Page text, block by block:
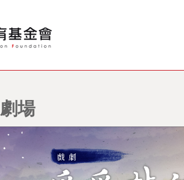
劇場